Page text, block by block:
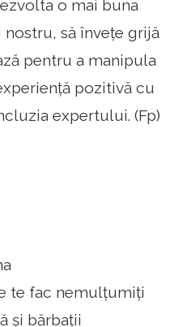
o mai buna
să învețe grijă
pentru a manipula
pozitivă cu
expertului. (Fp)
te fac nemulțumiți
și bărbații